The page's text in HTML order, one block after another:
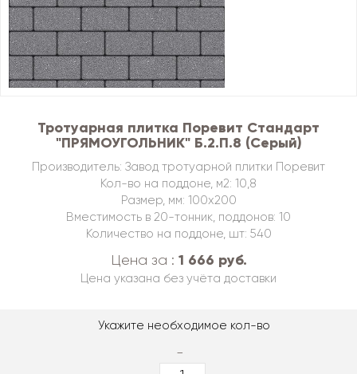
Тротуарная плитка Поревит Стандарт
"ПРЯМОУГОЛЬНИК" Б.2.П.8 (Серый)
Производитель: Завод тротуарной плитки Поревит
Кол-во на поддоне, м2: 10,8
Размер, мм: 100х200
Вместимость в 20-тонник, поддонов: 10
Количество на поддоне, шт: 540
Цена за : 1 666 руб.
Цена указана без учёта доставки
Укажите необходимое кол-во
-